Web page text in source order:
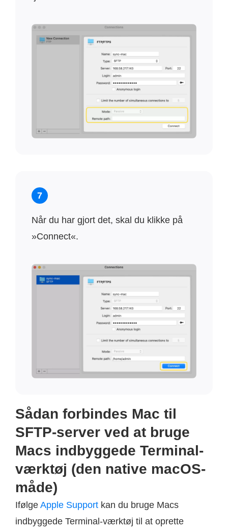
7
Når du har gjort det, skal du klikke på
»Connect«.
Sådan forbindes Mac til
SFTP-server ved at bruge
Macs indbyggede Terminal-
værktøj (den native macOS-
måde)
Ifølge Apple Support kan du bruge Macs
indbyggede Terminal-værktøj til at oprette